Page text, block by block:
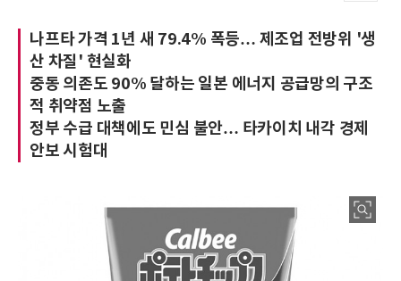
나프타 가격 1년 새 79.4% 폭등… 제조업 전방위 '생
산 차질' 현실화
중동 의존도 90% 달하는 일본 에너지 공급망의 구조
적 취약점 노출
정부 수급 대책에도 민심 불안… 타카이치 내각 경제
안보 시험대